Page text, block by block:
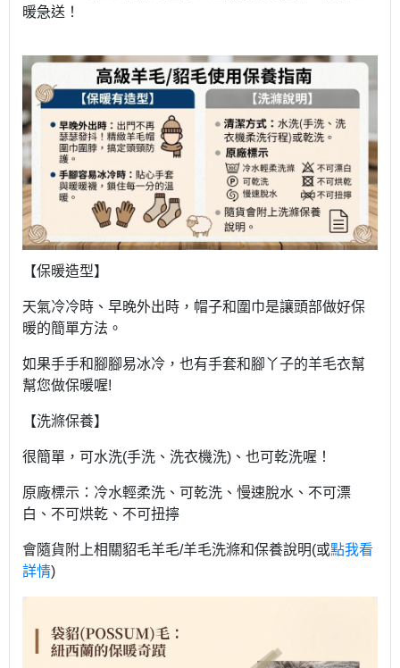
暖急送！
【保暖造型】
天氣冷冷時、早晚外出時，帽子和圍巾是讓頭部做好保
暖的簡單方法。
如果手手和腳腳易冰冷，也有手套和腳丫子的羊毛衣幫
幫您做保暖喔!
【洗滌保養】
很簡單，可水洗(手洗、洗衣機洗)、也可乾洗喔！
原廠標示：冷水輕柔洗、可乾洗、慢速脫水、不可漂
白、不可烘乾、不可扭擰
會隨貨附上相關貂毛羊毛/羊毛洗滌和保養說明(或點我看
詳情)